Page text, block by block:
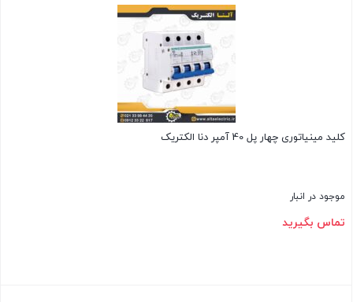
کلید مینیاتوری چهار پل 40 آمپر دنا الکتریک
موجود در انبار
تماس بگیرید